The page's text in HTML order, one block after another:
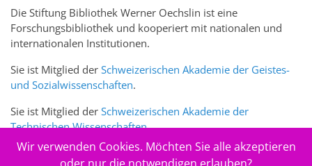
Die Stiftung Bibliothek Werner Oechslin ist eine
Forschungsbibliothek und kooperiert mit nationalen und
internationalen Institutionen.
Sie ist Mitglied der Schweizerischen Akademie der Geistes-
und Sozialwissenschaften.
Sie ist Mitglied der Schweizerischen Akademie der
Technischen Wissenschaften.
Sie ist zudem Mitglied des Schweizer Portalswww.sciences-
Wir verwenden Cookies. Möchten Sie alle akzeptieren